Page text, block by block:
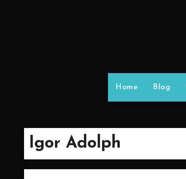
Home Blog
Igor Adolph